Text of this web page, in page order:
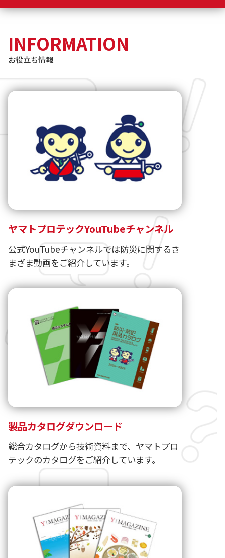
INFORMATION
お役立ち情報
ヤマトプロテックYouTubeチャンネル
公式YouTubeチャンネルでは防災に関するさ
まざま動画をご紹介しています。
製品カタログダウンロード
総合カタログから技術資料まで、ヤマトプロ
テックのカタログをご紹介しています。